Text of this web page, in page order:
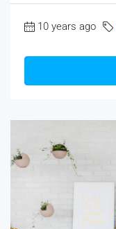
10 years ago